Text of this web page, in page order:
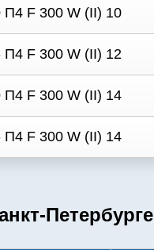
П4 F 300 W (II) 10
П4 F 300 W (II) 12
П4 F 300 W (II) 14
П4 F 300 W (II) 14
Петербурге